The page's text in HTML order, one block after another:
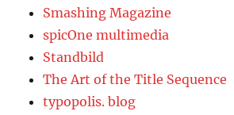
Smashing Magazine
spicOne multimedia
Standbild
The Art of the Title Sequence
typopolis. blog